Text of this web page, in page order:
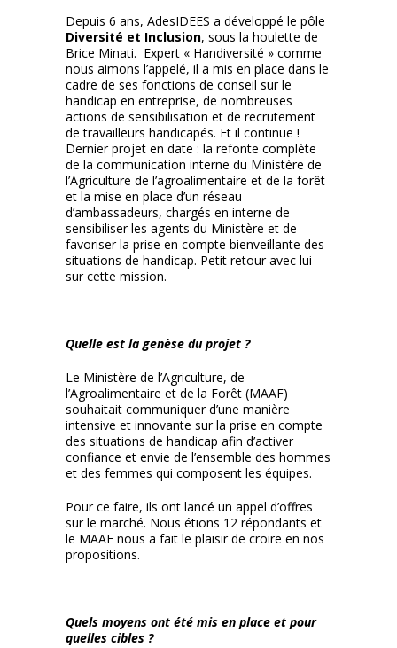
Depuis 6 ans, AdesIDEES a développé le pôle
Diversité et Inclusion, sous la houlette de
Brice Minati. Expert « Handiversité » comme
nous aimons l’appelé, il a mis en place dans le
cadre de ses fonctions de conseil sur le
handicap en entreprise, de nombreuses
actions de sensibilisation et de recrutement
de travailleurs handicapés. Et il continue !
Dernier projet en date : la refonte complète
de la communication interne du Ministère de
l’Agriculture de l’agroalimentaire et de la forêt
et la mise en place d’un réseau
d’ambassadeurs, chargés en interne de
sensibiliser les agents du Ministère et de
favoriser la prise en compte bienveillante des
situations de handicap. Petit retour avec lui
sur cette mission.
Quelle est la genèse du projet ?
Le Ministère de l’Agriculture, de
l’Agroalimentaire et de la Forêt (MAAF)
souhaitait communiquer d’une manière
intensive et innovante sur la prise en compte
des situations de handicap afin d’activer
confiance et envie de l’ensemble des hommes
et des femmes qui composent les équipes.
Pour ce faire, ils ont lancé un appel d’offres
sur le marché. Nous étions 12 répondants et
le MAAF nous a fait le plaisir de croire en nos
propositions.
Quels moyens ont été mis en place et pour
quelles cibles ?